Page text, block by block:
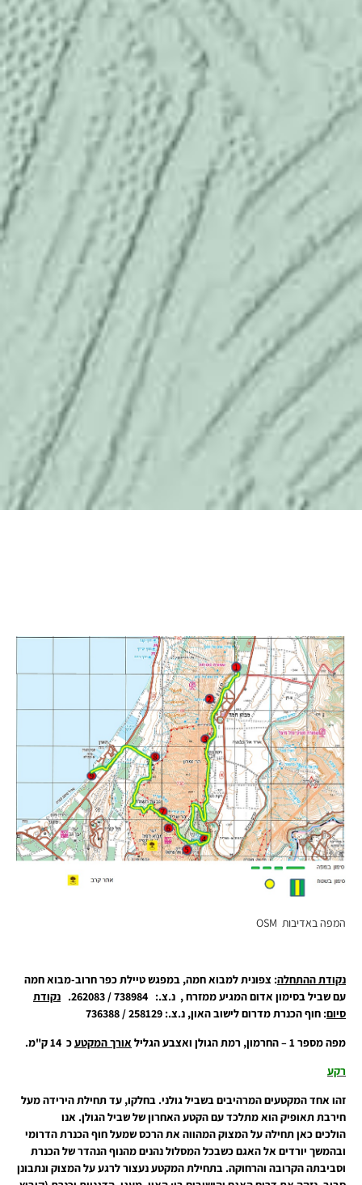
המפה באדיבות OSM
נקודת ההתחלה: צפונית למבוא חמה, במפגש טיילת כפר חרוב-מבוא חמה
עם שביל בסימון אדום המגיע ממזרח , נ.צ.: 738984 / 262083.
נקודת
סיום: חוף הכנרת מדרום לישוב האון, נ.צ.: 258129 / 736388
מפה מספר 1 – החרמון, רמת הגולן ואצבע הגליל
אורך המקטעכ 14 ק"מ.
רקע
זהו אחד המקטעים המרהיבים בשביל גולני. בחלקו, עד תחילת הירידה מעל
חירבת תאופיק הוא מתלכד עם הקטע האחרון של שביל הגולן. אנו
הולכים כאן תחילה על המצוק המהווה את הרכס שמעל חוף הכנרת הדרומי
ובהמשך יורדים אל האגם כשבכל המסלול נהנים מהנוף הנהדר של הכנרת
וסביבתה הקרובה והרחוקה. בתחילת המקטע נעצור לרגע על המצוק ונתבונן